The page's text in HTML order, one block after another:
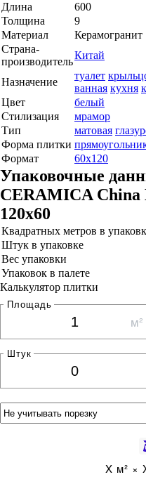
Длина
600
Толщина
9
Материал
Керамогранит
Страна-
производитель
Китай
Назначение
туалет
ванная кухня
Цвет
белый
Стилизация
мрамор
Тип
матовая
Форма плитки
Формат
60x120
Упаковочные
CERAMICA China
120x60
Квадратных метров в
Штук в упаковке
Вес упаковки
Упаковок в палете
Калькулятор плитки
Площадь
м²
Штук
X м² ×